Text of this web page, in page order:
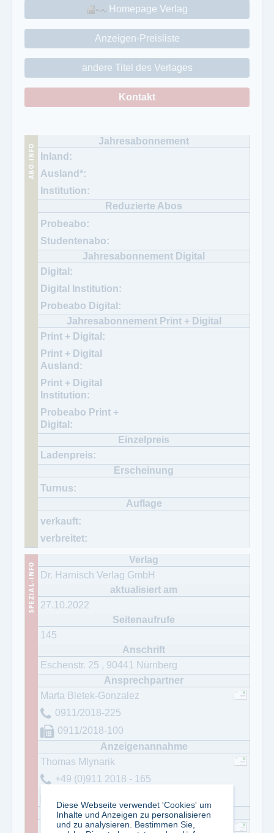
Homepage Verlag
Anzeigen-Preisliste
andere Titel des Verlages
Kontakt
Dr. Harnisch Verlag GmbH
27.10.2022
145
Eschenstr. 25 , 90441 Nürnberg
Marta Bletek-Gonzalez
0911/2018-225
0911/2018-100
Thomas Mlynarik
+49 (0)911 2018 - 165
Silke Watkins
Diese Webseite verwendet 'Cookies' um
Inhalte und Anzeigen zu personalisieren
und zu analysieren. Bestimmen Sie,